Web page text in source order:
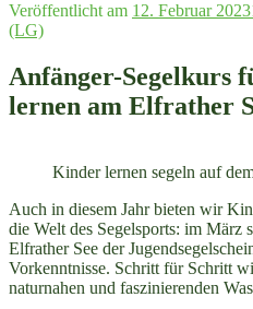
Veröffentlicht am 12. Februar 2023
(LG)
Anfänger-Segelkurs
lernen am Elfrather
Kinder lernen segeln auf
Auch in diesem Jahr bieten wir
die Welt des Segelsports: im März
Elfrather See der
Vorkenntnisse. Schritt für Schritt
naturnahen und faszinierenden